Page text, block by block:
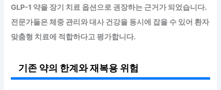
GLP-1 약을 장기 치료 옵션으로 권장하는 근거가 되었습니다.
전문가들은 체중 관리와 대사 건강을 동시에 잡을 수 있어 환자
맞춤형 치료에 적합하다고 평가합니다.
기존 약의 한계와 재복용 위험